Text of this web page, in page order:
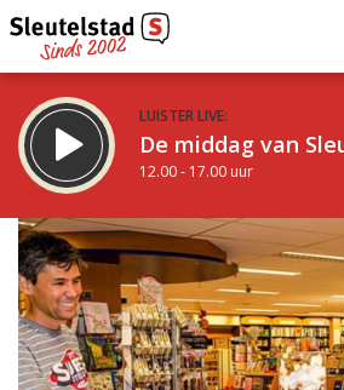
LUISTER LIVE:
De middag van
12.00 - 17.00 uur
STRAKS:
Sleutelstad 30
17.00 - 19.00 uur
Vorig uur
uur 1 van 0
Inklappen